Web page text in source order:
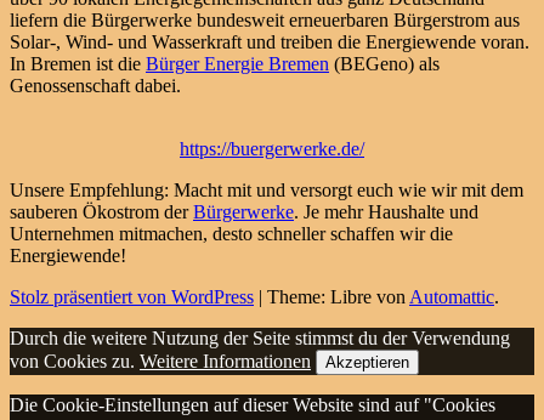
liefern die Bürgerwerke bundesweit erneuerbaren Bürgerstrom aus
Solar-, Wind- und Wasserkraft und treiben die Energiewende voran.
In Bremen ist die Bürger Energie Bremen (BEGeno) als
Genossenschaft dabei.
https://buergerwerke.de/
Unsere Empfehlung: Macht mit und versorgt euch wie wir mit dem
sauberen Ökostrom derBürgerwerke. Je mehr Haushalte und
Unternehmen mitmachen, desto schneller schaffen wir die
Energiewende!
Stolz präsentiert von WordPress | Theme: Libre von Automattic.
Durch die weitere Nutzung der Seite stimmst du der Verwendung
von Cookies zu. Weitere Informationen Akzeptieren
Die Cookie-Einstellungen auf dieser Website sind auf "Cookies